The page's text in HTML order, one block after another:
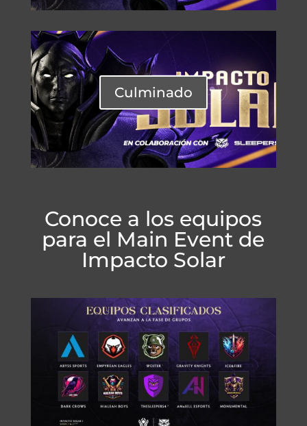
Culminado
Conoce a los equipos
para el Main Event de
Impacto Solar